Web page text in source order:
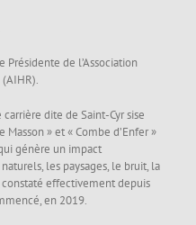
Présidente de l’Association
dite de Saint-Cyr sise
» et « Combe d’Enfer »
génère un impact
les paysages, le bruit, la
effectivement depuis
en 2019.